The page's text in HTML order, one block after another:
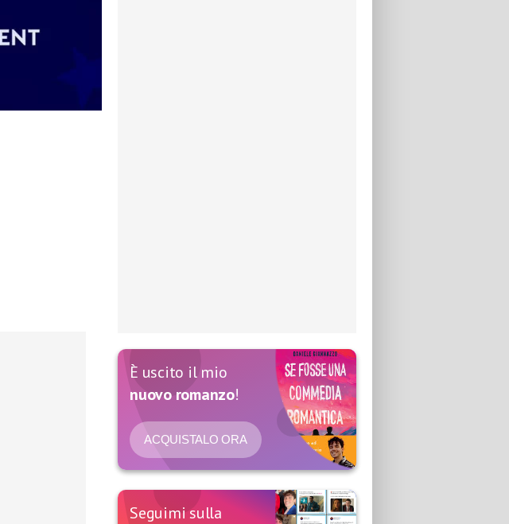
È uscito il mio
nuovo romanzo!
ACQUISTALO ORA
Seguimi sulla